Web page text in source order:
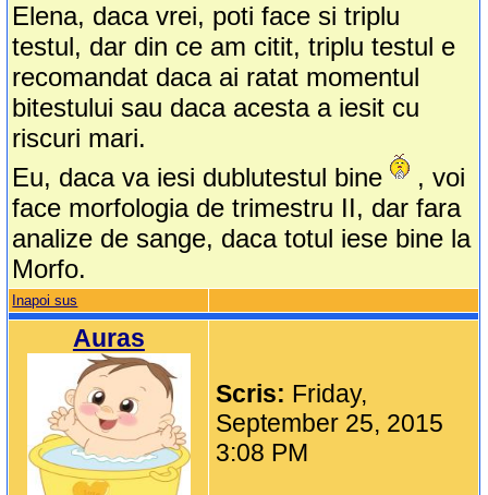
Elena, daca vrei, poti face si triplu
testul, dar din ce am citit, triplu testul e
recomandat daca ai ratat momentul
bitestului sau daca acesta a iesit cu
riscuri mari.
Eu, daca va iesi dublutestul bine
, voi
face morfologia de trimestru II, dar fara
analize de sange, daca totul iese bine la
Morfo.
Inapoi sus
Auras
Scris: Friday,
September 25, 2015
3:08 PM